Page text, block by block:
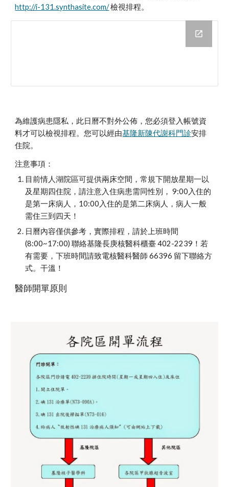
http://i-131.synthasite.com/ 檢視排程。
為維護病患隱私，此日曆不對外公佈，您必須登入帳號資
料才可以檢視排程。您可以經由基隆新陳代謝科門診安排
住院。
注意事項：
目前情人湖院區可提供兩床空間，常規下開放星期一以
及星期四住院，請注意入住病患需同性別， 9:00入住的
是第一床病人，10:00入住的是第二床病人，病人一般
需住三到四天！
日曆內容僅供參考，實際排程，請於上班時間
(8:00~17:00) 聯絡基隆長庚核醫科櫃臺 402-2239！若
有需要，下班時間請致電核醫科醫師 66396 留下聯絡方
式。干溫！
醫師開單原則